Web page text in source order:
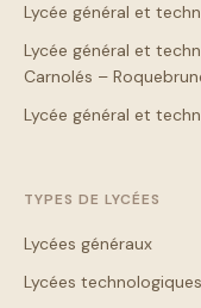
Lycée général et
Lycée général et
Carnolés –
Lycée général et
TYPES DE LYCÉES
Lycées généraux
Lycées technologiques